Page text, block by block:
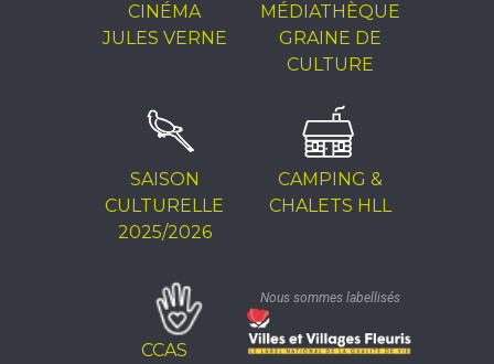
CINÉMA
JULES VERNE
MÉDIATHÈQUE
GRAINE DE
CULTURE
SAISON
CULTURELLE
2025/2026
CAMPING &
CHALETS HLL
CCAS
Nous sommes labellisés